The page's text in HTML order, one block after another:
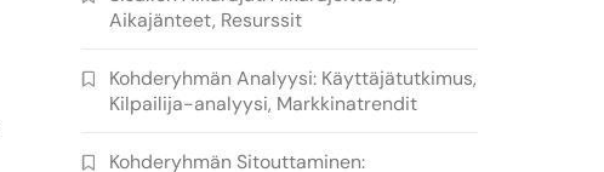
Aikajänteet, Resurssit
Kohderyhmän Analyysi: Käyttäjätutkimus,
Kilpailija-analyysi, Markkinatrendit
Kohderyhmän Sitouttaminen: